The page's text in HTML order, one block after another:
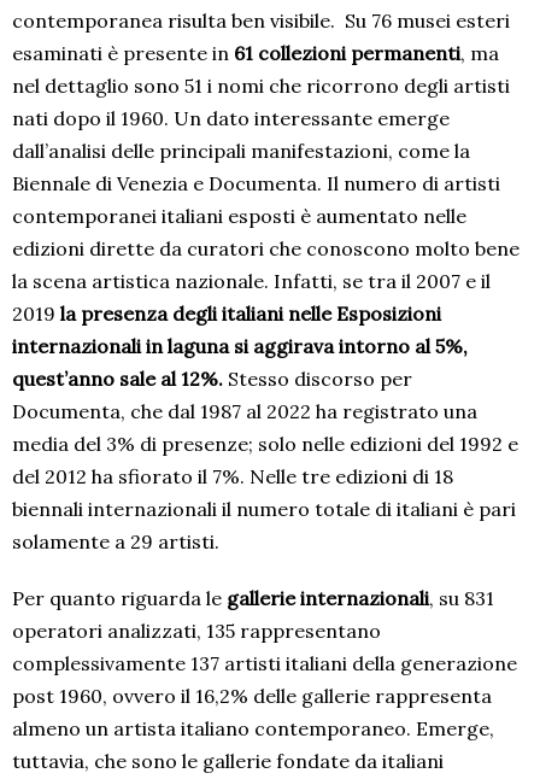
contemporanea risulta ben visibile. Su 76 musei esteri
esaminati è presente in 61 collezioni permanenti, ma
nel dettaglio sono 51 i nomi che ricorrono degli artisti
nati dopo il 1960. Un dato interessante emerge
dall’analisi delle principali manifestazioni, come la
Biennale di Venezia e Documenta. Il numero di artisti
contemporanei italiani esposti è aumentato nelle
edizioni dirette da curatori che conoscono molto bene
la scena artistica nazionale. Infatti, se tra il 2007 e il
2019 la presenza degli italiani nelle Esposizioni
internazionali in laguna si aggirava intorno al 5%,
quest’anno sale al 12%. Stesso discorso per
Documenta, che dal 1987 al 2022 ha registrato una
media del 3% di presenze; solo nelle edizioni del 1992 e
del 2012 ha sfiorato il 7%. Nelle tre edizioni di 18
biennali internazionali il numero totale di italiani è pari
solamente a 29 artisti.
Per quanto riguarda le gallerie internazionali, su 831
operatori analizzati, 135 rappresentano
complessivamente 137 artisti italiani della generazione
post 1960, ovvero il 16,2% delle gallerie rappresenta
almeno un artista italiano contemporaneo. Emerge,
tuttavia, che sono le gallerie fondate da italiani